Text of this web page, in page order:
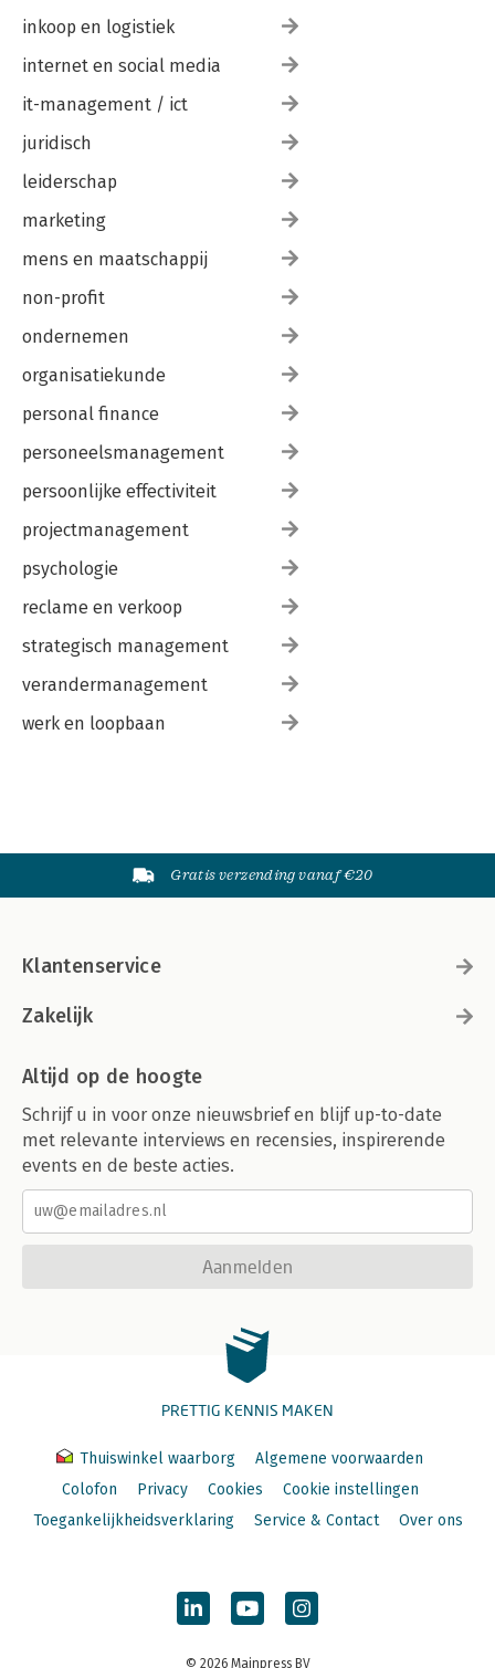
inkoop en logistiek
internet en social media
it-management / ict
juridisch
leiderschap
marketing
mens en maatschappij
non-profit
ondernemen
organisatiekunde
personal finance
personeelsmanagement
persoonlijke effectiviteit
projectmanagement
psychologie
reclame en verkoop
strategisch management
verandermanagement
werk en loopbaan
Gratis verzending vanaf €20
Klantenservice
Zakelijk
Altijd op de hoogte
Schrijf u in voor onze nieuwsbrief en blijf up-to-date
met relevante interviews en recensies, inspirerende
events en de beste acties.
Aanmelden
PRETTIG KENNIS MAKEN
Thuiswinkel waarborg
Algemene voorwaarden
Colofon
Privacy Cookies
Cookie instellingen
Toegankelijkheidsverklaring
Service & Contact Over ons
© 2026 Mainpress BV